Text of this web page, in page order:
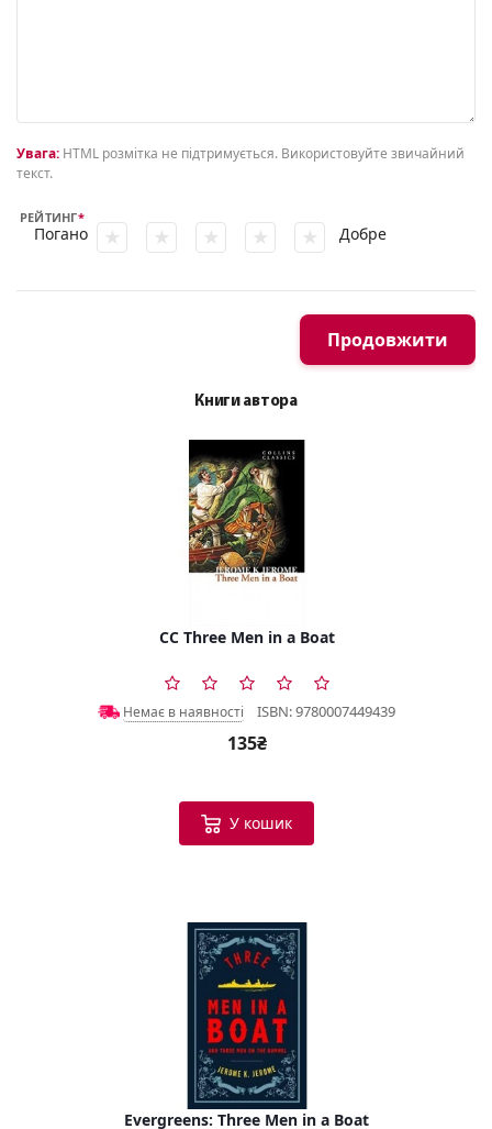
Увага: HTML розмітка не підтримується. Використовуйте звичайний
текст.
РЕЙТИНГ
Погано Добре
Продовжити
Книги автора
CC Three Men in a Boat
Немає в наявності ISBN: 9780007449439
135₴
У кошик
Evergreens: Three Men in a Boat